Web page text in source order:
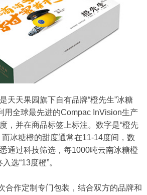
天天果园旗下自有品牌“橙先生”冰糖
用全球最先进的Compac InVision生产
，并在商品标签上标注。数字是“橙先
冰糖橙的甜度通常在11-14度间，数
通过科技筛选，每1000吨云南冰糖橙
选“13度橙”。
合作定制专门包装，结合双方的品牌和